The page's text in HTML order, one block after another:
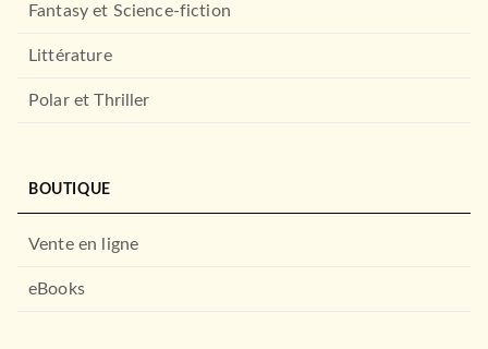
Fantasy et Science-fiction
Littérature
Polar et Thriller
BOUTIQUE
Vente en ligne
eBooks